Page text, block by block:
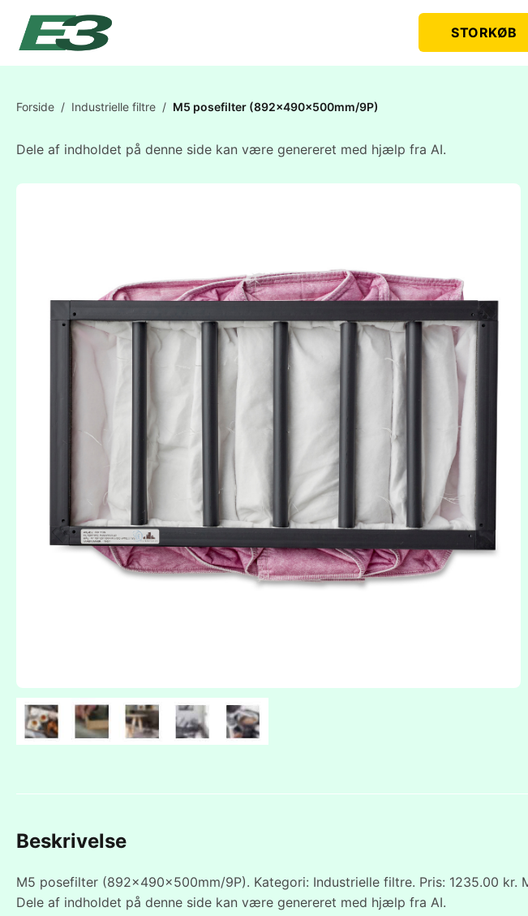
STORKØB
Forside / Industrielle filtre / M5 posefilter (892x490x500mm/9P)
Dele af indholdet på denne side kan være genereret med hjælp fra AI.
Beskrivelse
M5 posefilter (892x490x500mm/9P). Kategori: Industrielle filtre. Pris: 1235.00
Dele af indholdet på denne side kan være genereret med hjælp fra AI.